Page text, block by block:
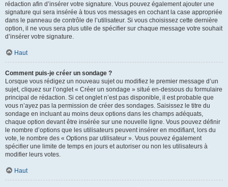
rédaction afin d’insérer votre signature. Vous pouvez également ajouter une
signature qui sera insérée à tous vos messages en cochant la case appropriée
dans le panneau de contrôle de l’utilisateur. Si vous choisissez cette dernière
option, il ne vous sera plus utile de spécifier sur chaque message votre souhait
d’insérer votre signature.
Haut
Comment puis-je créer un sondage ?
Lorsque vous rédigez un nouveau sujet ou modifiez le premier message d’un
sujet, cliquez sur l’onglet « Créer un sondage » situé en-dessous du formulaire
principal de rédaction. Si cet onglet n’est pas disponible, il est probable que
vous n’ayez pas la permission de créer des sondages. Saisissez le titre du
sondage en incluant au moins deux options dans les champs adéquats,
chaque option devant être insérée sur une nouvelle ligne. Vous pouvez définir
le nombre d’options que les utilisateurs peuvent insérer en modifiant, lors du
vote, le nombre des « Options par utilisateur ». Vous pouvez également
spécifier une limite de temps en jours et autoriser ou non les utilisateurs à
modifier leurs votes.
Haut